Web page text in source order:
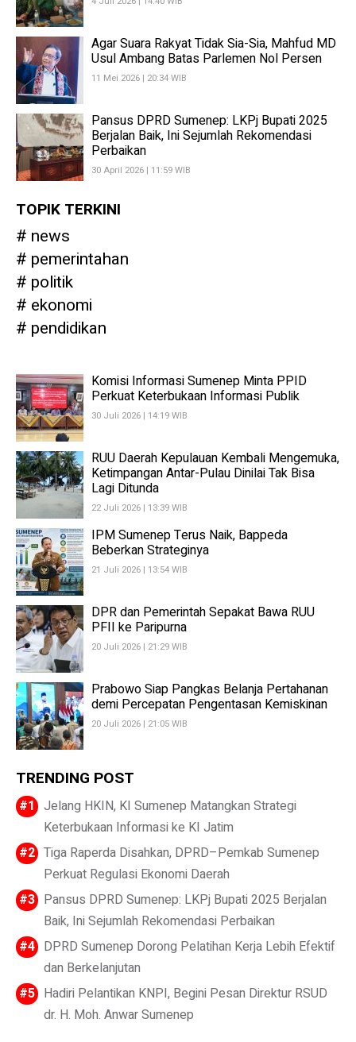
Agar Suara Rakyat Tidak Sia-Sia, Mahfud MD
Usul Ambang Batas Parlemen Nol Persen
11 Mei 2026 | 20:34 WIB
Pansus DPRD Sumenep: LKPj Bupati 2025
Berjalan Baik, Ini Sejumlah Rekomendasi
Perbaikan
30 April 2026 | 11:59 WIB
TOPIK TERKINI
news
pemerintahan
politik
ekonomi
pendidikan
Komisi Informasi Sumenep Minta PPID
Perkuat Keterbukaan Informasi Publik
30 Juli 2026 | 14:19 WIB
RUU Daerah Kepulauan Kembali Mengemuka,
Ketimpangan Antar-Pulau Dinilai Tak Bisa
Lagi Ditunda
22 Juli 2026 | 13:39 WIB
IPM Sumenep Terus Naik, Bappeda
Beberkan Strateginya
21 Juli 2026 | 13:54 WIB
DPR dan Pemerintah Sepakat Bawa RUU
PFII ke Paripurna
20 Juli 2026 | 21:29 WIB
Prabowo Siap Pangkas Belanja Pertahanan
demi Percepatan Pengentasan Kemiskinan
20 Juli 2026 | 21:05 WIB
TRENDING POST
Jelang HKIN, KI Sumenep Matangkan Strategi
Keterbukaan Informasi ke KI Jatim
Tiga Raperda Disahkan, DPRD–Pemkab Sumenep
Perkuat Regulasi Ekonomi Daerah
Pansus DPRD Sumenep: LKPj Bupati 2025 Berjalan
Baik, Ini Sejumlah Rekomendasi Perbaikan
DPRD Sumenep Dorong Pelatihan Kerja Lebih Efektif
dan Berkelanjutan
Hadiri Pelantikan KNPI, Begini Pesan Direktur RSUD
dr. H. Moh. Anwar Sumenep